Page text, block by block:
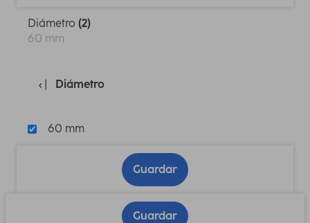
Diámetro (2)
60 mm
Diámetro
60 mm
Guardar
Guardar